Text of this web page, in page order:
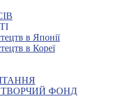
в Японії
в Кореї
ФОНД